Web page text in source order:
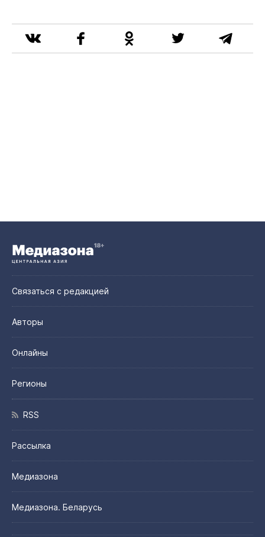
Связаться с редакцией
Авторы
Онлайны
Регионы
RSS
Рассылка
Медиазона
Медиазона. Беларусь